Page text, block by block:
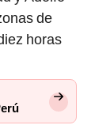
de
horas